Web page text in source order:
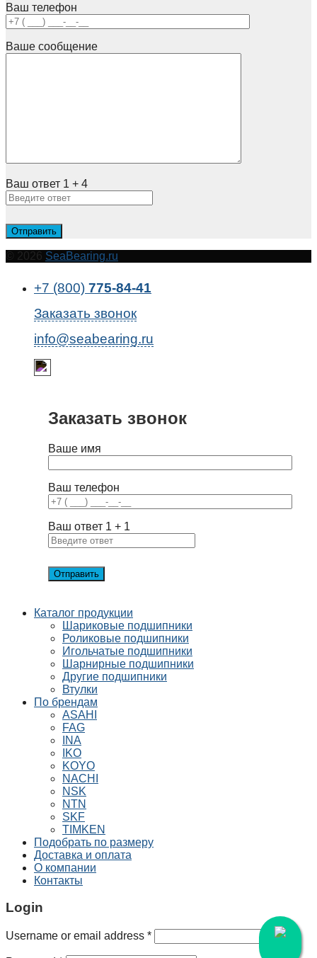
Ваш телефон
Ваше сообщение
Ваш ответ 1 + 4
© 2026 SeaBearing.ru
+7 (800) 775-84-41
Заказать звонок
info@seabearing.ru
Заказать звонок
Ваше имя
Ваш телефон
Ваш ответ 1 + 1
Каталог продукции
Шариковые подшипники
Роликовые подшипники
Игольчатые подшипники
Шарнирные подшипники
Другие подшипники
Втулки
По брендам
ASAHI
FAG
INA
IKO
KOYO
NACHI
NSK
NTN
SKF
TIMKEN
Подобрать по размеру
Доставка и оплата
О компании
Контакты
Login
Username or email address *